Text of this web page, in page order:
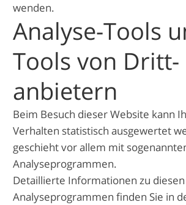
wenden.
Analyse-Tools
Tools von Dritt­
anbietern
Beim Besuch dieser Website kann
Verhalten statistisch ausgewertet
geschieht vor allem mit
Analyseprogrammen.
Detaillierte Informationen zu diesen
Analyseprogrammen finden Sie in